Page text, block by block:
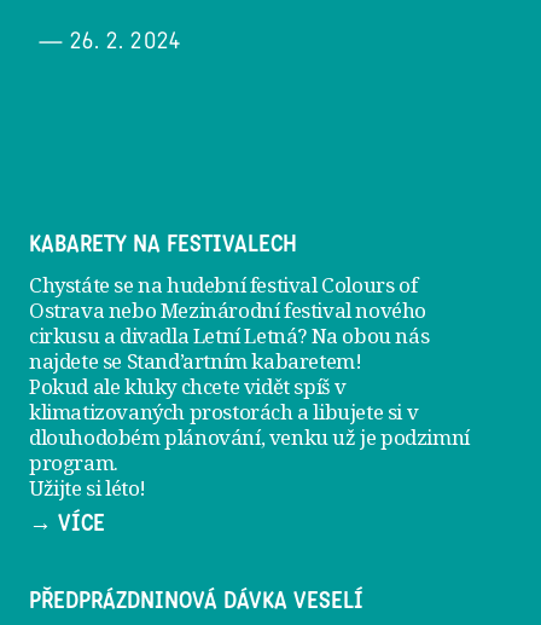
— 26. 2. 2024
KABARETY NA FESTIVALECH
Chystáte se na hudební festival Colours of
Ostrava nebo Mezinárodní festival nového
cirkusu a divadla Letní Letná? Na obou nás
najdete se Stand’artním kabaretem!
Pokud ale kluky chcete vidět spíš v
klimatizovaných prostorách a libujete si v
dlouhodobém plánování, venku už jepodzimní
program.
Užijte si léto!
→ VÍCE
PŘEDPRÁZDNINOVÁ DÁVKA VESELÍ